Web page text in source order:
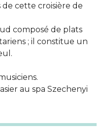
cette croisière de
composé de plats
; il constitue un
au spa Szechenyi